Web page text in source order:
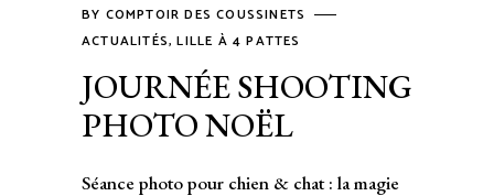
BY COMPTOIR DES COUSSINETS
ACTUALITÉS,LILLE À 4 PATTES
JOURNÉE SHOOTING
PHOTO NOËL
Séance photo pour chien & chat : la magie